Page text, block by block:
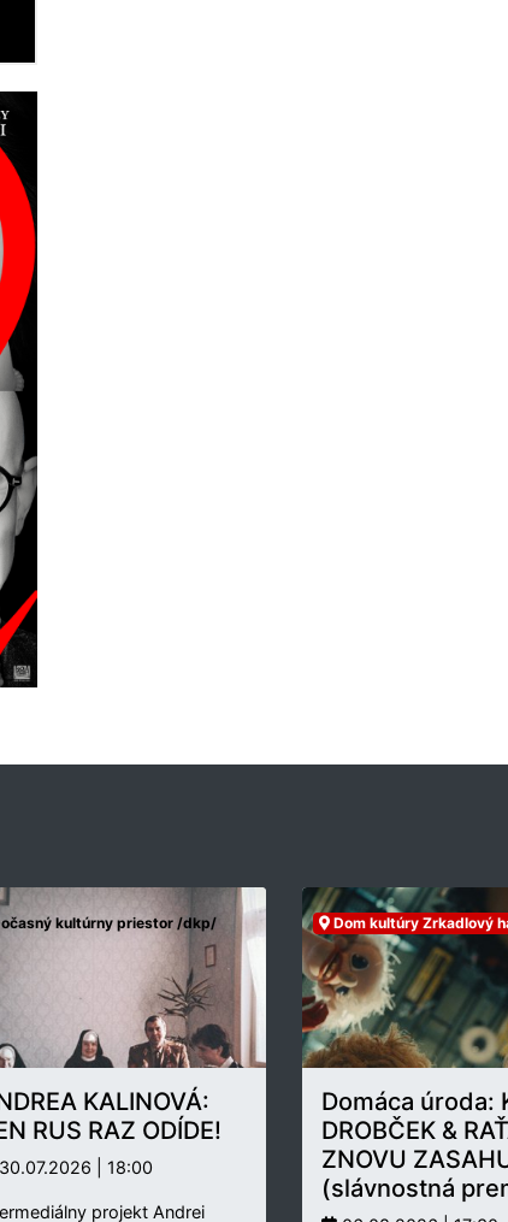
kultúrny priestor /dkp/
KALINOVÁ:
RUS RAZ ODÍDE!
30.07.2026 | 18:00
projekt Andrei
Dom kultúry Zrkadlový
Domáca úroda:
DROBČEK &
ZNOVU
(slávnostná